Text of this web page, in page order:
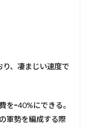
、凄まじい速度で
をｰ40%にできる。
軍勢を編成する際